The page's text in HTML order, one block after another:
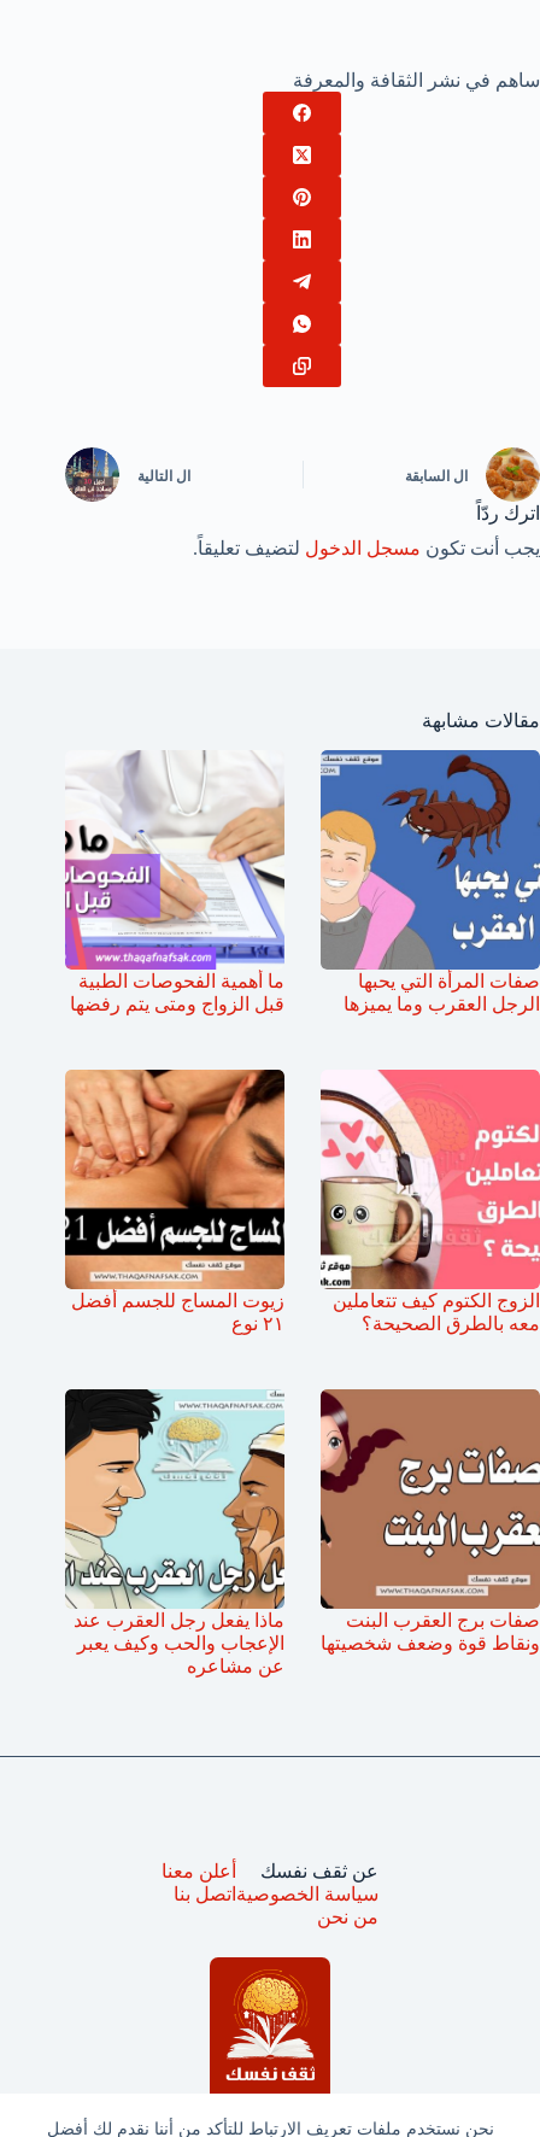
نحن نستخدم ملفات تعريف الارتباط للتأكد من أننا نقدم لك أفضل
ساهم في نشر الثقافة والمعرفة
ال السابقة ال التالية
اترك ردّاً
يجب أنت تكون مسجل الدخول لتضيف تعليقاً.
مقالات مشابهة
صفات المرأة التي يحبها
الرجل العقرب وما يميزها
ما أهمية الفحوصات الطبية
قبل الزواج ومتى يتم رفضها
الزوج الكتوم كيف تتعاملين
معه بالطرق الصحيحة؟
زيوت المساج للجسم أفضل
٢١ نوع
صفات برج العقرب البنت
ونقاط قوة وضعف شخصيتها
ماذا يفعل رجل العقرب عند
الإعجاب والحب وكيف يعبر
عن مشاعره
عن ثقف نفسك
سياسة الخصوصية
من نحن
أعلن معنا
اتصل بنا